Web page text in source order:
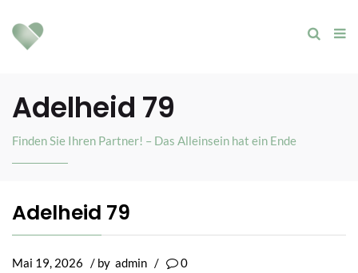
Adelheid 79
Finden Sie Ihren Partner! – Das Alleinsein hat ein Ende
Adelheid 79
Mai 19, 2026 / by admin / 0